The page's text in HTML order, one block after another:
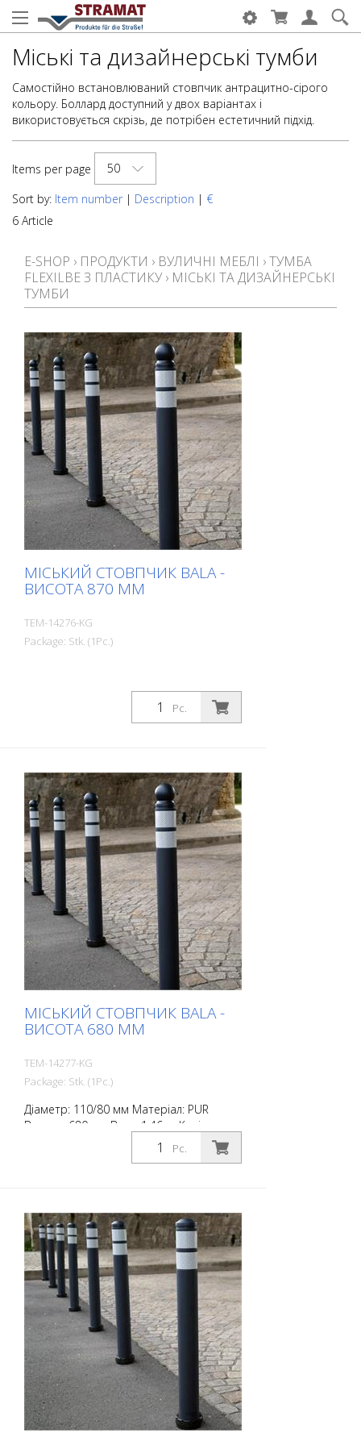
Міські та дизайнерські тумби
Самостійно встановлюваний стовпчик антрацитно-сірого
кольору. Боллард доступний у двох варіантах і
використовується скрізь, де потрібен естетичний підхід.
Items per page
50
Sort by: Item number | Description | €
6 Article
E-SHOP › ПРОДУКТИ › ВУЛИЧНІ МЕБЛІ ›ТУМБА
FLEXILBE З ПЛАСТИКУ › МІСЬКІ ТА ДИЗАЙНЕРСЬКІ
ТУМБИ
МІСЬКИЙ СТОВПЧИК BALA -
ВИСОТА 870 ММ
TEM-14276-KG
Package: Stk. (1Pc.)
Pc.
МІСЬКИЙ СТОВПЧИК BALA -
ВИСОТА 680 ММ
TEM-14277-KG
Package: Stk. (1Pc.)
Діаметр: 110/80 мм Матеріал: PUR
Висота: 680 мм Вага: 1,46 кг Колір:
антрацитовий сірий 2 світловідбиваючі
смуги RAC 2 (без кріпильного матеріалу)
еластичні, як гума, при ударі або
перекиданні.
Pc.